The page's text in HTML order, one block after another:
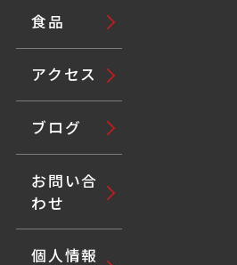
食品
アクセス
ブログ
お問い合
わせ
個人情報